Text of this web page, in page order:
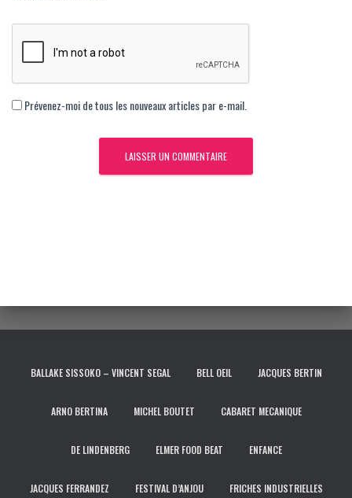
Prévenez-moi de tous les nouveaux articles par e-mail.
BALLAKE SISSOKO – VINCENT SEGAL BELL OEIL JACQUES BERTIN
ARNO BERTINA MICHEL BOUTET CABARET MECANIQUE
DE LINDENBERG ELMER FOOD BEAT ENFANCE
JACQUES FERRANDEZ FESTIVAL D’ANJOU FRICHES INDUSTRIELLES